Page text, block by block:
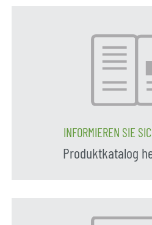
INFORMIEREN SIE
Produktkatalog